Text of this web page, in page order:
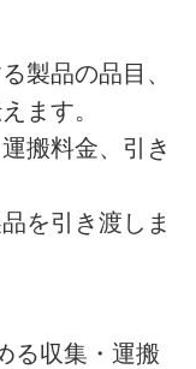
製品の品目、
ます。
搬料金、引き
を引き渡しま
る収集・運搬